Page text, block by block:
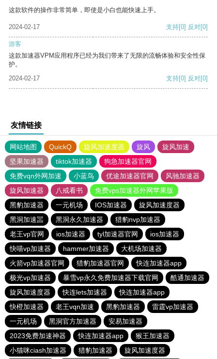
这款软件的操作非常简单，即使是小白也能快速上手。
2024-02-17 支持[0] 反对[0]
游客
这款加速器VPM应用程序已经为我们带来了无限的流畅体验和安全性保
护。
2024-02-17
支持[0] 反对[0]
友情链接
网站地图 QuickQ 旋风加速度器 旋风
旋风加速
坚果加速器
tiktok加速器
狗急加速器官网
免费vqn外网加速
小蓝鸟 优途加速器官网
风驰加速器
旋风加速器
八戒看书
免费vps加速器外网苹果版
黑豹加速器
一元机场 IOS加速器
旋风加速度器
黑洞加速噐
黑洞永久加速器
猎豹nvp加速器
老王vp官网
ios加速器 tyl加速器官网
ios加速器
快喵vp加速器
hammer加速器
大机场加速器
火箭vp加速器官网
猎豹加速器官网
快连加速器app
极光vp加速器
暴雪vp永久免费加速器下载官网
酷通加速器
旋风加速度器
快连lets加速器
快连加速器app
快橙加速器
老王vqn加速 黑豹加速器
雷霆vp加速器
一元机场
黑洞官方加速器
安易加速器
2023免费加速神器
快连加速器app
猴王加速器
小猫咪ciash加速器
猎豹加速器 旋风加速度器